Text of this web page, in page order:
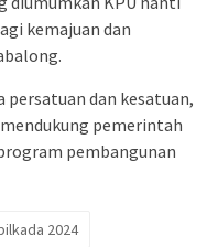
kemajuan dan
persatuan dan kesatuan,
pemerintah
pembangunan
2024